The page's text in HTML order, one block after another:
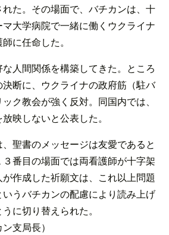
た。その場面で、バチカンは、十
大学病院で一緒に働くウクライナ
に任命した。
人間関係を構築してきた。ところ
断に、ウクライナの政府筋（駐バ
ク教会が強く反対。同国内では、
映しないと公表した。
聖書のメッセージは友愛であると
番目の場面では両看護師が十字架
作成した祈願文は、これ以上問題
うバチカンの配慮により読み上げ
に切り替えられた。
支局長）